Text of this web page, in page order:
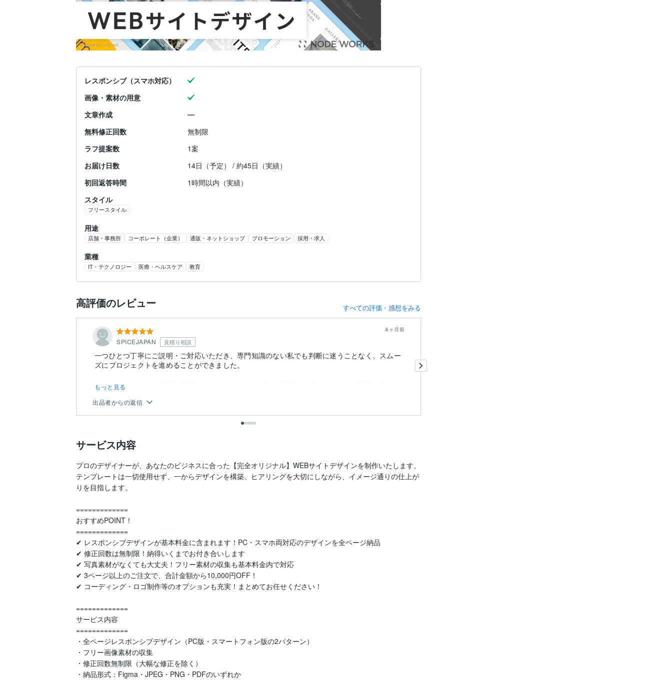
レスポンシブ（スマホ対応）
画像・素材の用意
文章作成
無料修正回数
無制限
ラフ提案数
1案
お届け日数
14日（予定） / 約45日（実績）
初回返答時間
1時間以内（実績）
スタイル
フリースタイル
用途
店舗・事務所 コーポレート（企業） 通販・ネットショップ プロモーション 採用・求人
業種
IT・テクノロジー 医療・ヘルスケア 教育
高評価のレビュー すべての評価・感想をみる
SPICEJAPAN 見積り相談
6ヶ月前
一つひとつ丁寧にご説明・ご対応いただき、専門知識のない私でも判断に迷うことなく、スムー
ズにプロジェクトを進めることができました。
また、スケジュール管理も徹底していただいたおかげで、遅延なくプロジェクトを完了すること
ができました。
もっと見る
出品者からの返信
サービス内容
プロのデザイナーが、あなたのビジネスに合った【完全オリジナル】WEBサイトデザインを制作いたします。
テンプレートは一切使用せず、一からデザインを構築。ヒアリングを大切にしながら、イメージ通りの仕上が
りを目指します。
=============
おすすめPOINT！
=============
✔︎ レスポンシブデザインが基本料金に含まれます！PC・スマホ両対応のデザインを全ページ納品
✔︎ 修正回数は無制限！納得いくまでお付き合いします
✔︎ 写真素材がなくても大丈夫！フリー素材の収集も基本料金内で対応
✔︎ 3ページ以上のご注文で、合計金額から10,000円OFF！
✔︎ コーディング・ロゴ制作等のオプションも充実！まとめてお任せください！
=============
サービス内容
=============
・全ページレスポンシブデザイン（PC版・スマートフォン版の2パターン）
・フリー画像素材の収集
・修正回数無制限（大幅な修正を除く）
・納品形式：Figma・JPEG・PNG・PDFのいずれか